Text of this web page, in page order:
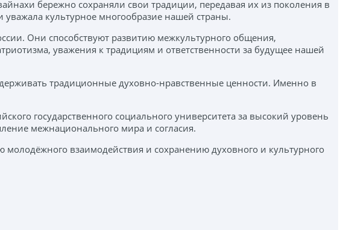
бережно сохраняли свои традиции, передавая их из поколения в
культурное многообразие нашей страны.
Они способствуют развитию межкультурного общения,
уважения к традициям и ответственности за будущее нашей
традиционные духовно-нравственные ценности. Именно в
государственного социального университета за высокий уровень
межнационального мира и согласия.
взаимодействия и сохранению духовного и культурного